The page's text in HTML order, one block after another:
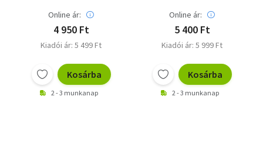
Online ár:
4 950 Ft
Kiadói ár: 5 499 Ft
Kosárba
2 - 3 munkanap
Online ár:
5 400 Ft
Kiadói ár: 5 999 Ft
Kosárba
2 - 3 munkanap